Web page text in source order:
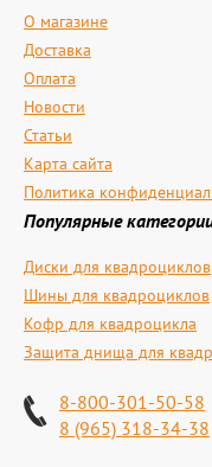
О магазине
Доставка
Оплата
Новости
Статьи
Карта сайта
Политика
Популярные
Диски для квадроциклов
Шины для квадроциклов
Кофр для квадроцикла
Защита днища для
8-800-301-50-58
8 (965) 318-34-38